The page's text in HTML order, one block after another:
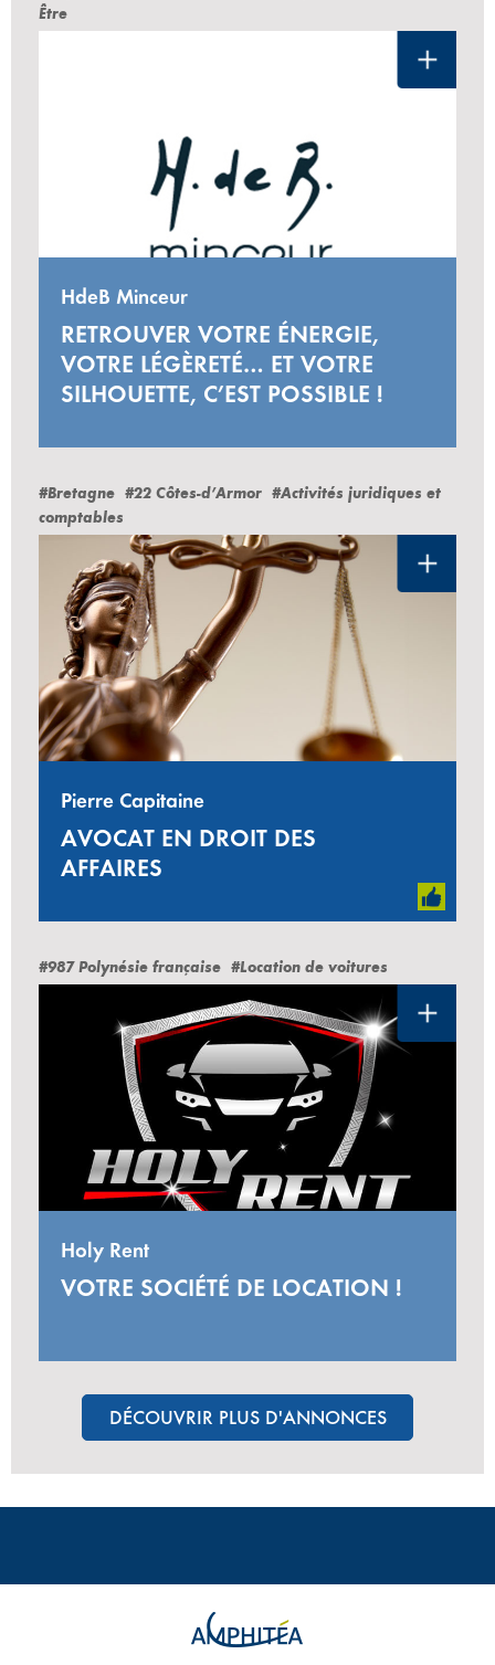
Être
HdeB Minceur
RETROUVER VOTRE ÉNERGIE,
VOTRE LÉGÈRETÉ… ET VOTRE
SILHOUETTE, C’EST POSSIBLE !
#Bretagne #22 Côtes-d’Armor #Activités juridiques et
comptables
Pierre Capitaine
AVOCAT EN DROIT DES
AFFAIRES
#987 Polynésie française #Location de voitures
Holy Rent
VOTRE SOCIÉTÉ DE LOCATION !
DÉCOUVRIR PLUS D'ANNONCES